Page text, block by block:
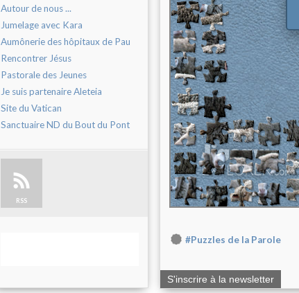
Autour de nous ...
Jumelage avec Kara
Aumônerie des hôpitaux de Pau
Rencontrer Jésus
Pastorale des Jeunes
Je suis partenaire Aleteia
Site du Vatican
Sanctuaire ND du Bout du Pont
RSS
#Puzzles de la Parole
S'inscrire à la newsletter